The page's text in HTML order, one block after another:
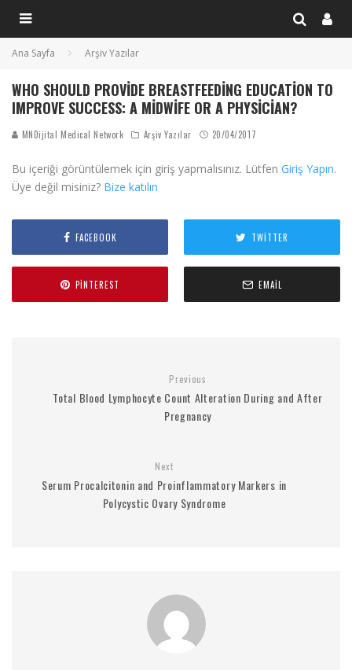
Ana Sayfa Arşiv Yazılar
WHO SHOULD PROVIDE BREASTFEEDING EDUCATION TO
IMPROVE SUCCESS: A MIDWIFE OR A PHYSICIAN?
MNDijital Medical Network Arşiv Yazılar 20/04/2017
Bu içeriği görüntülemek için giriş yapmalısınız. Lütfen Giriş Yapın.
Üye değil misiniz? Bize katılın
FACEBOOK TWITTER
PINTEREST EMAIL
Previous
Total Blood Lymphocyte Count Alteration During and After
Pregnancy
Next
Serum Procalcitonin and Proinflammatory Markers in
Polycystic Ovary Syndrome